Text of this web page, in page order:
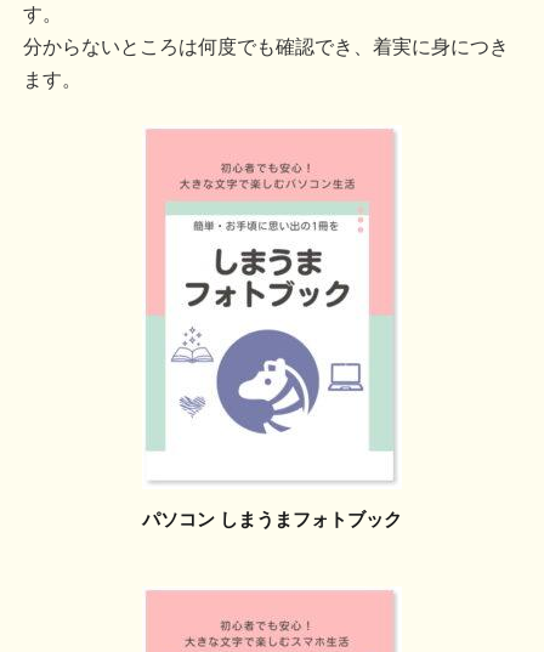
す。
分からないところは何度でも確認でき、着実に身につき
ます。
パソコン しまうまフォトブック